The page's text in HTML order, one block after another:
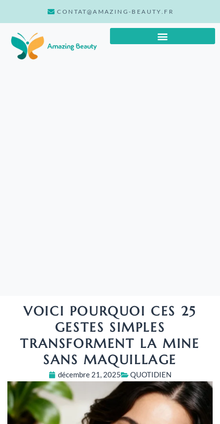
CONTAT@AMAZING-BEAUTY.FR
VOICI POURQUOI CES 25
GESTES SIMPLES
TRANSFORMENT LA MINE
SANS MAQUILLAGE
décembre 21, 2025 QUOTIDIEN